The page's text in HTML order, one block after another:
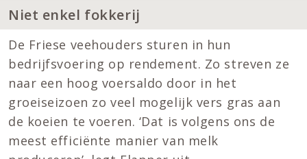
Niet enkel fokkerij
De Friese veehouders sturen in hun
bedrijfsvoering op rendement. Zo streven ze
naar een hoog voersaldo door in het
groeiseizoen zo veel mogelijk vers gras aan
de koeien te voeren. ‘Dat is volgens ons de
meest efficiënte manier van melk